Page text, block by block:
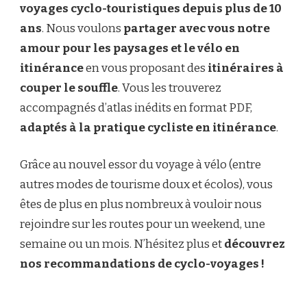
voyages cyclo-touristiques depuis plus de 10
ans. Nous voulons partager avec vous notre
amour pour les paysages et le vélo en
itinéranceen vous proposant des itinéraires à
couper le souffle. Vous les trouverez
accompagnés d’atlas inédits en format PDF,
adaptés à la pratique cycliste en itinérance.
Grâce au nouvel essor du voyage à vélo (entre
autres modes de tourisme doux et écolos), vous
êtes de plus en plus nombreux à vouloir nous
rejoindre sur les routes pour un weekend, une
semaine ou un mois. N’hésitez plus etdécouvrez
nos recommandations de cyclo-voyages !